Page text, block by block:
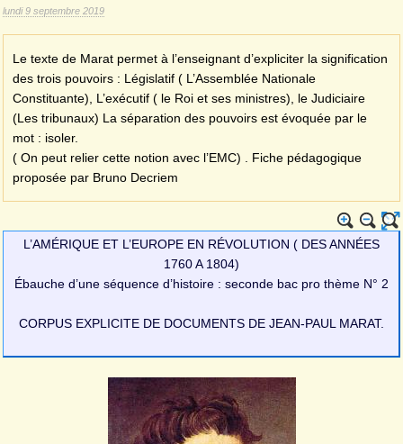
lundi 9 septembre 2019
Le texte de Marat permet à l’enseignant d’expliciter la signification
des trois pouvoirs : Législatif ( L’Assemblée Nationale
Constituante), L’exécutif ( le Roi et ses ministres), le Judiciaire
(Les tribunaux) La séparation des pouvoirs est évoquée par le
mot : isoler.
( On peut relier cette notion avec l’EMC) . Fiche pédagogique
proposée par Bruno Decriem
L’AMÉRIQUE ET L’EUROPE EN RÉVOLUTION ( DES ANNÉES
1760 A 1804)
Ébauche d’une séquence d’histoire : seconde bac pro thème N° 2
CORPUS EXPLICITE DE DOCUMENTS DE JEAN-PAUL MARAT.